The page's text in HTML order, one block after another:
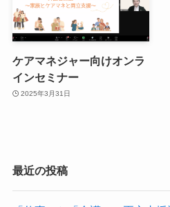
ケアマネジャー向けオンラ
インセミナー
2025年3月31日
最近の投稿